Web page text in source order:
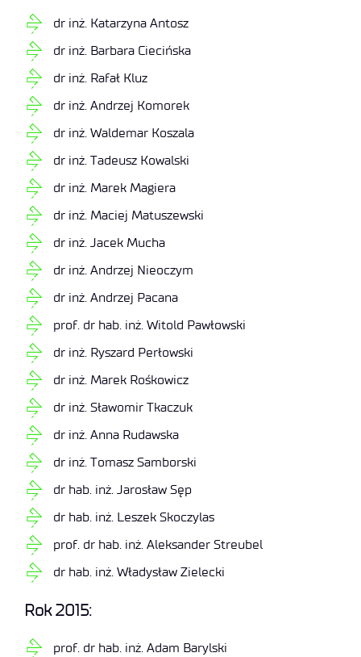
dr inż. Katarzyna Antosz
dr inż. Barbara Ciecińska
dr inż. Rafał Kluz
dr inż. Andrzej Komorek
dr inż. Waldemar Koszala
dr inż. Tadeusz Kowalski
dr inż. Marek Magiera
dr inż. Maciej Matuszewski
dr inż. Jacek Mucha
dr inż. Andrzej Nieoczym
dr inż. Andrzej Pacana
prof. dr hab. inż. Witold Pawłowski
dr inż. Ryszard Perłowski
dr inż. Marek Rośkowicz
dr inż. Sławomir Tkaczuk
dr inż. Anna Rudawska
dr inż. Tomasz Samborski
dr hab. inż. Jarosław Sęp
dr hab. inż. Leszek Skoczylas
prof. dr hab. inż. Aleksander Streubel
dr hab. inż. Władysław Zielecki
Rok 2015:
prof. dr hab. inż. Adam Barylski